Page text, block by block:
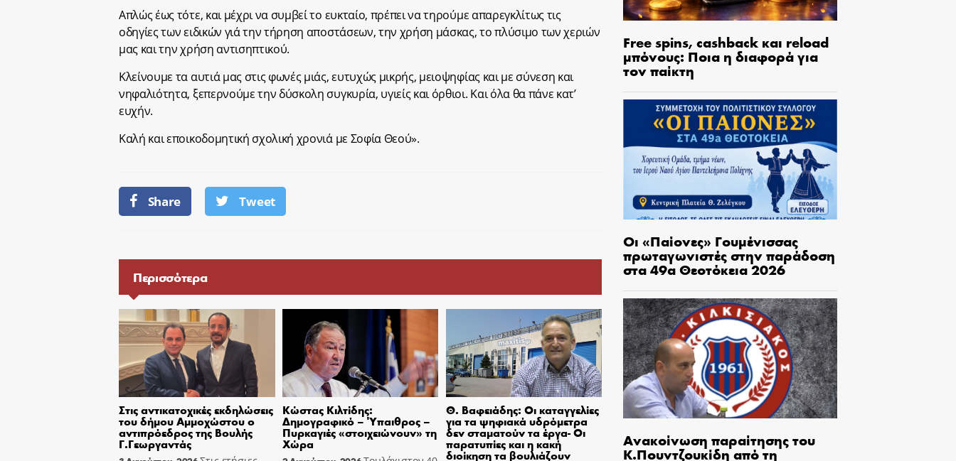
Απλώς έως τότε, και μέχρι να συμβεί το ευκταίο, πρέπει να τηρούμε απαρεγκλίτως τις
οδηγίες των ειδικών γιά την τήρηση αποστάσεων, την χρήση μάσκας, το πλύσιμο των χεριών
μας και την χρήση αντισηπτικού.
Kλείνουμε τα αυτιά μας στις φωνές μιάς, ευτυχώς μικρής, μειοψηφίας και με σύνεση και
νηφαλιότητα, ξεπερνούμε την δύσκολη συγκυρία, υγιείς και όρθιοι. Και όλα θα πάνε κατ’
ευχήν.
Καλή και εποικοδομητική σχολική χρονιά με Σοφία Θεού».
Share Tweet
Περισσότερα
Στις αντικατοχικές εκδηλώσεις
του δήμου Αμμοχώστου ο
αντιπρόεδρος της Βουλής
Γ.Γεωργαντάς
Κώστας Κιλτίδης:
Δημογραφικό – Ύπαιθρος –
Πυρκαγιές «στοιχειώνουν» τη
Χώρα
Θ. Βαφειάδης: Οι καταγγελίες
για τα ψηφιακά υδρόμετρα
δεν σταματούν τα έργα- Οι
παρατυπίες και η κακή
διοίκηση τα βουλιάζουν
Free spins, cashback και reload
μπόνους: Ποια η διαφορά για
τον παίκτη
Οι «Παίονες» Γουμένισσας
πρωταγωνιστές στην παράδοση
στα 49α Θεοτόκεια 2026
Ανακοίνωση παραίτησης του
Κ.Πουντζουκίδη από τη